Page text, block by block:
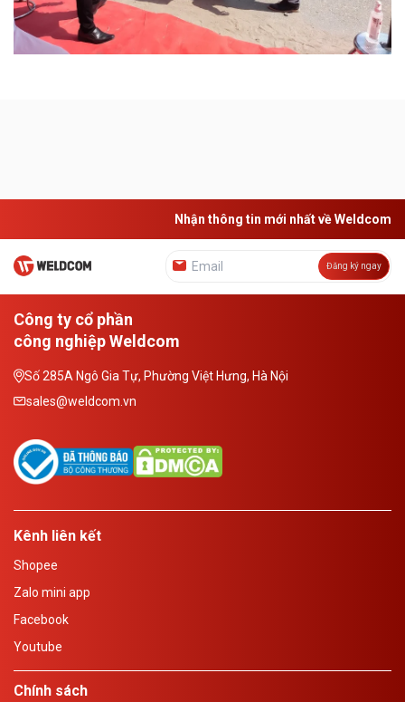
Nhận thông tin mới nhất về Weldcom
Đăng ký ngay
Công ty cổ phần
công nghiệp Weldcom
Số 285A Ngô Gia Tự, Phường Việt Hưng, Hà Nội
sales@weldcom.vn
Kênh liên kết
Shopee
Zalo mini app
Facebook
Youtube
Chính sách